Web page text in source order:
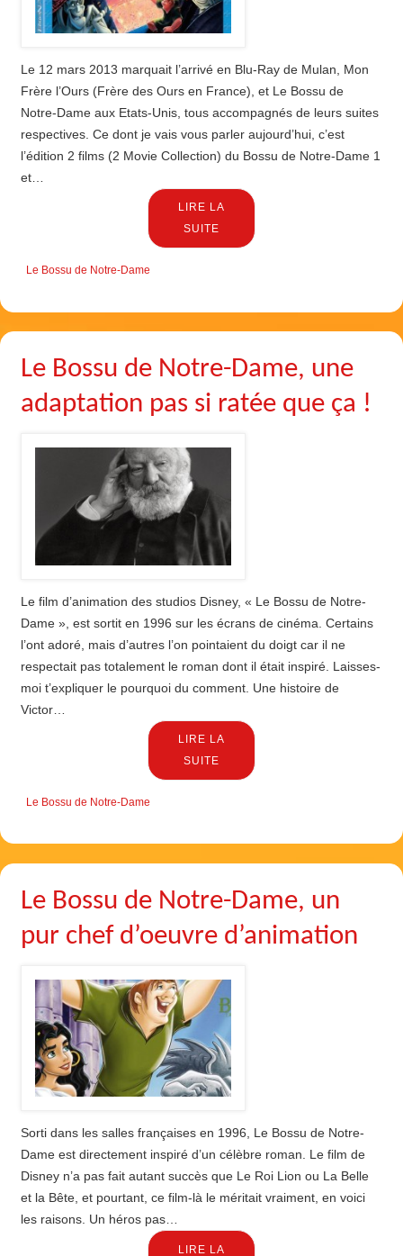
Le 12 mars 2013 marquait l’arrivé en Blu-Ray de Mulan, Mon
Frère l’Ours (Frère des Ours en France), et Le Bossu de
Notre-Dame aux Etats-Unis, tous accompagnés de leurs suites
respectives. Ce dont je vais vous parler aujourd’hui, c’est
l’édition 2 films (2 Movie Collection) du Bossu de Notre-Dame 1
et…
LIRE LA
SUITE
Le Bossu de Notre-Dame
Le Bossu de Notre-Dame, une
adaptation pas si ratée que ça !
Le film d’animation des studios Disney, « Le Bossu de Notre-
Dame », est sortit en 1996 sur les écrans de cinéma. Certains
l’ont adoré, mais d’autres l’on pointaient du doigt car il ne
respectait pas totalement le roman dont il était inspiré. Laisses-
moi t’expliquer le pourquoi du comment. Une histoire de
Victor…
LIRE LA
SUITE
Le Bossu de Notre-Dame
Le Bossu de Notre-Dame, un
pur chef d’oeuvre d’animation
Sorti dans les salles françaises en 1996, Le Bossu de Notre-
Dame est directement inspiré d’un célèbre roman. Le film de
Disney n’a pas fait autant succès que Le Roi Lion ou La Belle
et la Bête, et pourtant, ce film-là le méritait vraiment, en voici
les raisons. Un héros pas…
LIRE LA